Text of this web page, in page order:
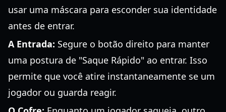
usar uma máscara para esconder sua identidade
antes de entrar.
A Entrada: Segure o botão direito para manter
uma postura de "Saque Rápido" ao entrar. Isso
permite que você atire instantaneamente se um
jogador ou guarda reagir.